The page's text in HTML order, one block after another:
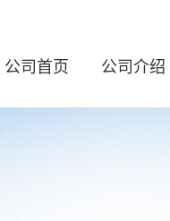
公司首页 公司介绍